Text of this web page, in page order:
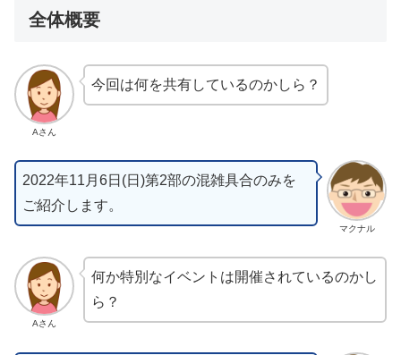
全体概要
Aさん
今回は何を共有しているのかしら？
マクナル
2022年11月6日(日)第2部の混雑具合のみを
ご紹介します。
Aさん
何か特別なイベントは開催されているのかし
ら？